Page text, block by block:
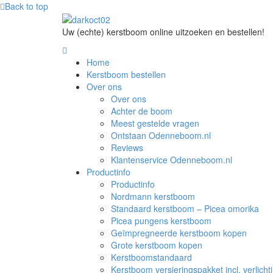
Back to top
Uw (echte) kerstboom online uitzoeken en bestellen!
Home
Kerstboom bestellen
Over ons
Over ons
Achter de boom
Meest gestelde vragen
Ontstaan Odenneboom.nl
Reviews
Klantenservice Odenneboom.nl
Productinfo
Productinfo
Nordmann kerstboom
Standaard kerstboom – Picea omorika
Picea pungens kerstboom
Geïmpregneerde kerstboom kopen
Grote kerstboom kopen
Kerstboomstandaard
Kerstboom versieringspakket incl.